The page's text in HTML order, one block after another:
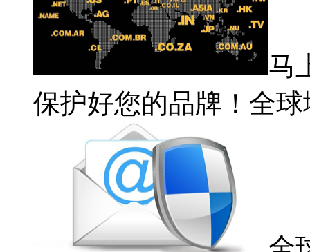
马
保护好您的品牌！全